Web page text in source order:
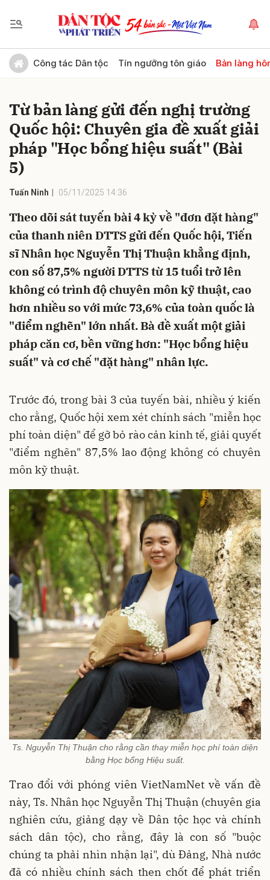
Công tác Dân tộc Tín ngưỡng tôn giáo Bản làng
Từ bản làng gửi đến nghị trường
Quốc hội: Chuyên gia đề xuất giải
pháp "Học bổng hiệu suất" (Bài
5)
Tuấn Ninh 05/11/2025 14:36
Theo dõi sát tuyến bài 4 kỳ về "đơn đặt hàng"
của thanh niên DTTS gửi đến Quốc hội, Tiến
sĩ Nhân học Nguyễn Thị Thuận khẳng định,
con số 87,5% người DTTS từ 15 tuổi trở lên
không có trình độ chuyên môn kỹ thuật, cao
hơn nhiều so với mức 73,6% của toàn quốc là
"điểm nghẽn" lớn nhất. Bà đề xuất một giải
pháp căn cơ, bền vững hơn: "Học bổng hiệu
suất" và cơ chế "đặt hàng" nhân lực.
Trước đó, trong bài 3 của tuyến bài, nhiều ý kiến
cho rằng, Quốc hội xem xét chính sách "miễn học
phí toàn diện" để gỡ bỏ rào cản kinh tế, giải quyết
"điểm nghẽn" 87,5% lao động không có chuyên
môn kỹ thuật.
Ts. Nguyễn Thị Thuận cho rằng cần thay miễn học phí toàn diện
bằng Học bổng Hiệu suất.
Trao đổi với phóng viên VietNamNet về vấn đề
này, Ts. Nhân học Nguyễn Thị Thuận (chuyên gia
nghiên cứu, giảng dạy về Dân tộc học và chính
sách dân tộc), cho rằng, đây là con số "buộc
chúng ta phải nhìn nhận lại", dù Đảng, Nhà nước
đã có nhiều chính sách then chốt để phát triển
Gửi bình luận